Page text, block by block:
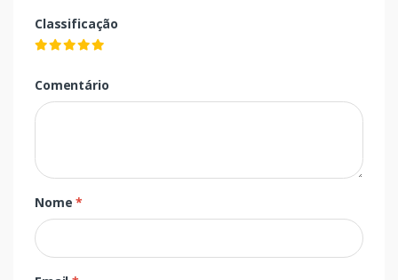
Classificação
Comentário
Nome*